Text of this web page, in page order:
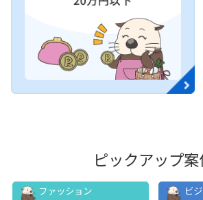
ピックアップ
ファッション
ビ